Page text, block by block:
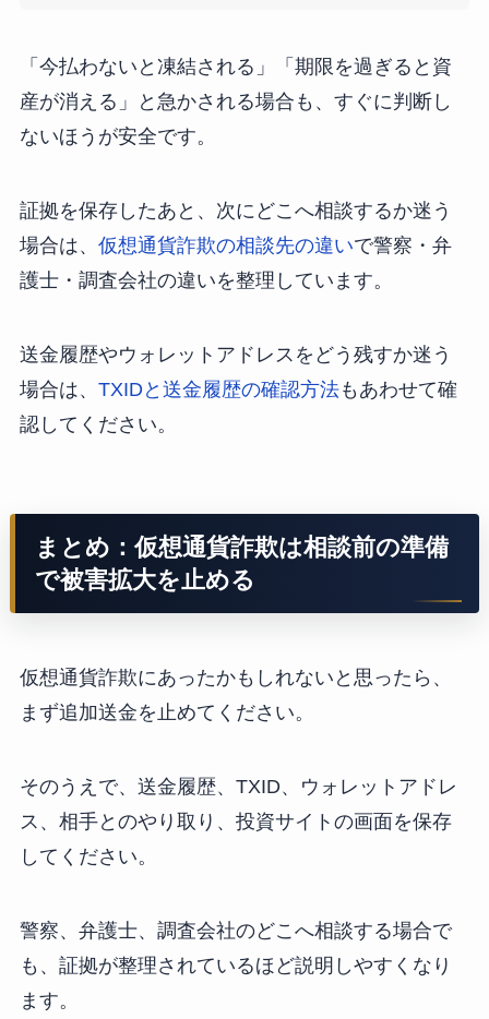
「今払わないと凍結される」「期限を過ぎると資
産が消える」と急かされる場合も、すぐに判断し
ないほうが安全です。
証拠を保存したあと、次にどこへ相談するか迷う
場合は、 仮想通貨詐欺の相談先の違いで警察・弁
護士・調査会社の違いを整理しています。
送金履歴やウォレットアドレスをどう残すか迷う
場合は、 TXIDと送金履歴の確認方法もあわせて確
認してください。
まとめ：仮想通貨詐欺は相談前の準備
で被害拡大を止める
仮想通貨詐欺にあったかもしれないと思ったら、
まず追加送金を止めてください。
そのうえで、送金履歴、TXID、ウォレットアドレ
ス、相手とのやり取り、投資サイトの画面を保存
してください。
警察、弁護士、調査会社のどこへ相談する場合で
も、証拠が整理されているほど説明しやすくなり
ます。